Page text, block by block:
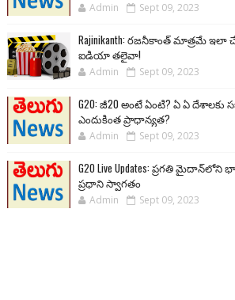
Admin Sept 09, 2023
Rajinikanth: రజనీకాంత్ మాత్రమే
ఐడియా తలైవా!
Admin Sept 09, 2023
G20: జీ20 అంటే ఏంటి? ఏ ఏ దేశాలకు
ఎందుకింత ప్రాధాన్యత?
Admin Sept 09, 2023
G20 Live Updates: ప్రగతి
ప్రధాని స్వాగతం
Admin Sept 09, 2023